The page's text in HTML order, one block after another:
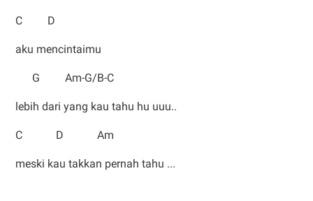
C D
aku mencintaimu
G Am-G/B-C
lebih dari yang kau tahu hu uuu..
C D Am
meski kau takkan pernah tahu ...